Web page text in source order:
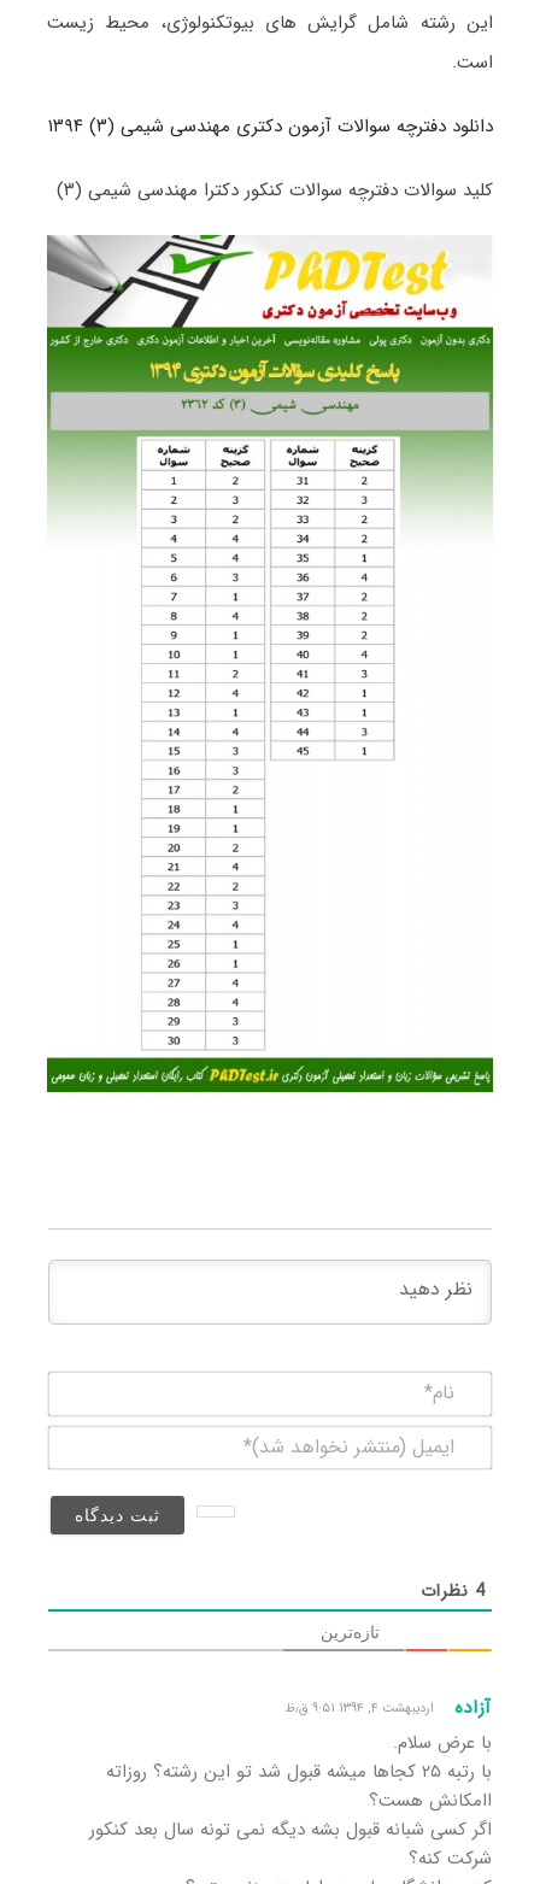
این رشته شامل گرایش های بیوتکنولوژی، محیط زیست
است.
دانلود دفترچه سوالات آزمون دکتری مهندسی شیمی (۳) ۱۳۹۴
کلید سوالات دفترچه سوالات کنکور دکترا مهندسی شیمی (۳)
(منتشر
4 نظرات
تازه‌ترین
آزاده اردیبهشت ۴, ۱۳۹۴ ۹:۵۱ ق٫ظ
با عرض سلام.
با رتبه ۲۵ کجاها میشه قبول شد تو این رشته؟ روزاته
اامکانش هست؟
اگر کسی شبانه قبول بشه دیگه نمی تونه سال بعد کنکور
شرکت کنه؟